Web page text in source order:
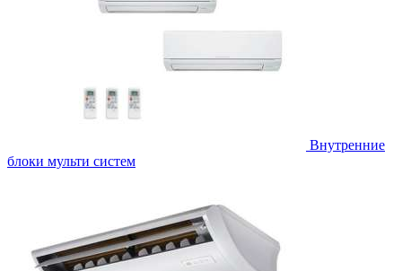
Внутренние
блоки мульти систем